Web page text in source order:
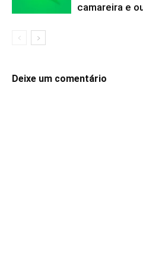
camareira e
Deixe um comentário